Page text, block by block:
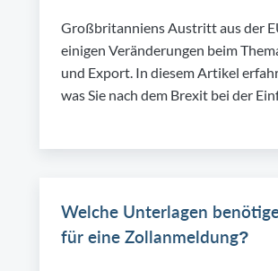
Großbritanniens Austritt aus der
einigen Veränderungen beim
und Export. In diesem Artikel
was Sie nach dem Brexit bei der
Welche Unterlagen
für eine Zollanmeldung?